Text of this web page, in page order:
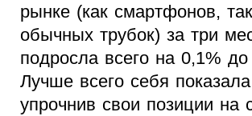
рынке (как смартфонов,
обычных трубок) за три
подросла всего на 0,1%
Лучше всего себя
упрочнив свои позиции на